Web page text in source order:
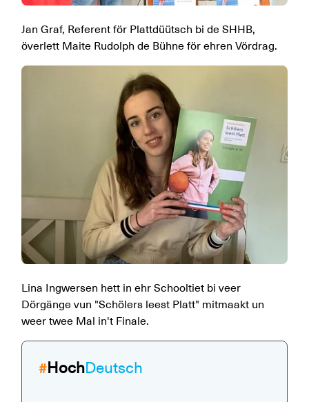
# HochDeutsch
Jan Graf, Referent för Plattdüütsch bi de SHHB,
överlett Maite Rudolph de Bühne för ehren Vördrag.
Lina Ingwersen hett in ehr Schooltiet bi veer
Dörgänge vun "Schölers leest Platt" mitmaakt un
weer twee Mal in't Finale.